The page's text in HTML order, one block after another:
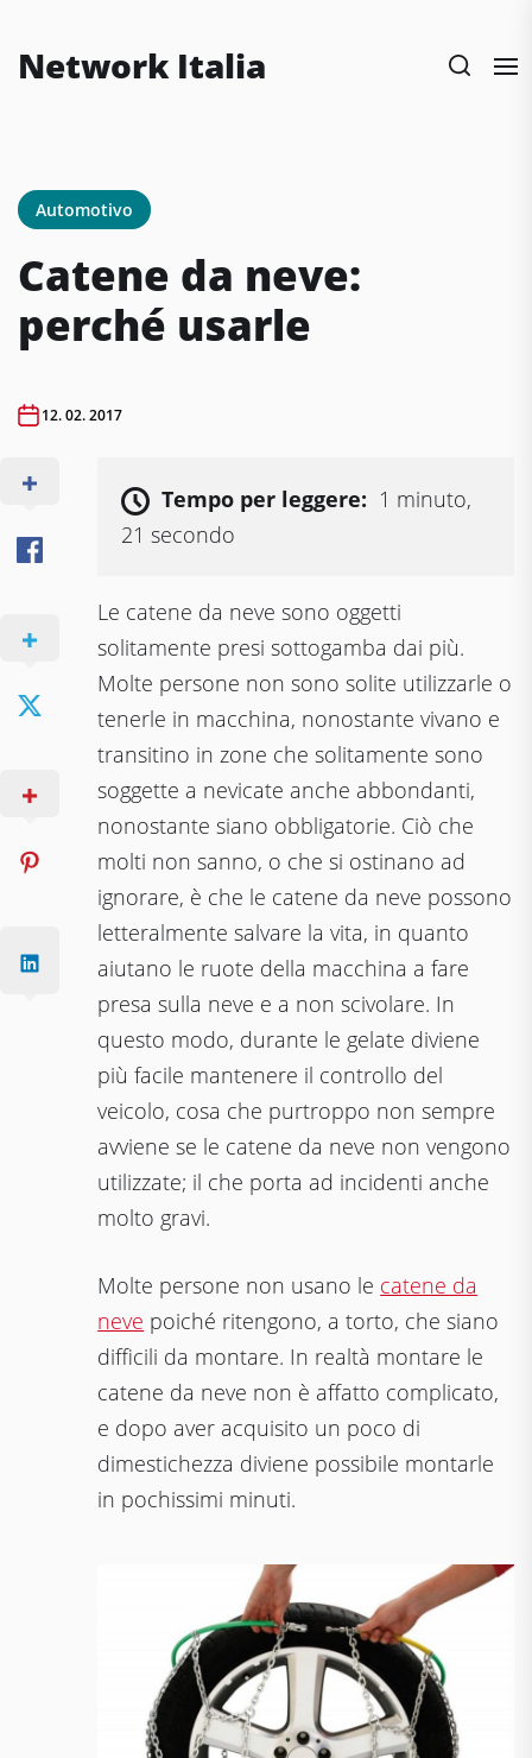
theNetwork Italia
Automotivo
Catene da neve:
perché usarle
12. 02. 2017
Tempo per leggere: 1 minuto,
21 secondo
Le catene da neve sono oggetti
solitamente presi sottogamba dai più.
Molte persone non sono solite utilizzarle o
tenerle in macchina, nonostante vivano e
transitino in zone che solitamente sono
soggette a nevicate anche abbondanti,
nonostante siano obbligatorie. Ciò che
molti non sanno, o che si ostinano ad
ignorare, è che le catene da neve possono
letteralmente salvare la vita, in quanto
aiutano le ruote della macchina a fare
presa sulla neve e a non scivolare. In
questo modo, durante le gelate diviene
più facile mantenere il controllo del
veicolo, cosa che purtroppo non sempre
avviene se le catene da neve non vengono
utilizzate; il che porta ad incidenti anche
molto gravi.
Molte persone non usano le catene da
neve poiché ritengono, a torto, che siano
difficili da montare. In realtà montare le
catene da neve non è affatto complicato,
e dopo aver acquisito un poco di
dimestichezza diviene possibile montarle
in pochissimi minuti.